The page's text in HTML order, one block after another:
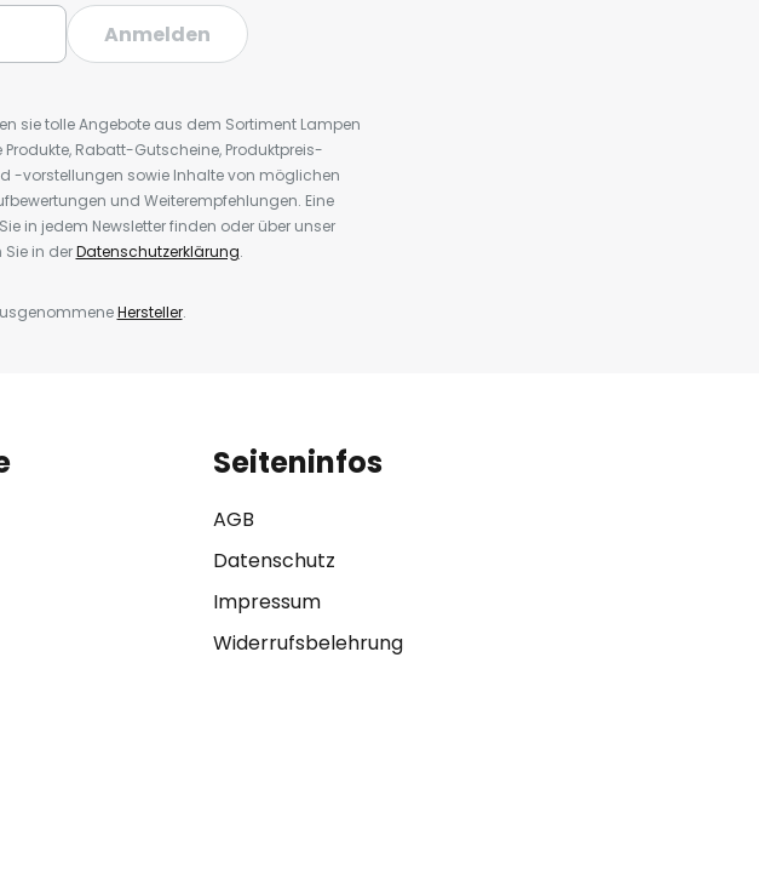
Anmelden
sie tolle Angebote aus dem Sortiment Lampen
Rabatt-Gutscheine, Produktpreis-
-vorstellungen sowie Inhalte von möglichen
und Weiterempfehlungen. Eine
in jedem Newsletter finden oder über unser
in derDatenschutzerklärung.
Hersteller.
Seiteninfos
AGB
Datenschutz
Impressum
Widerrufsbelehrung